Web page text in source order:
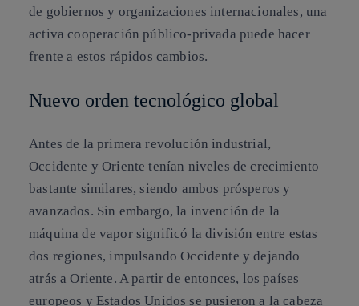
de gobiernos y organizaciones internacionales, una
activa cooperación público-privada puede hacer
frente a estos rápidos cambios.
Nuevo orden tecnológico global
Antes de la primera revolución industrial,
Occidente y Oriente tenían niveles de crecimiento
bastante similares, siendo ambos prósperos y
avanzados. Sin embargo, la invención de la
máquina de vapor significó la división entre estas
dos regiones, impulsando Occidente y dejando
atrás a Oriente. A partir de entonces, los países
europeos y Estados Unidos se pusieron a la cabeza